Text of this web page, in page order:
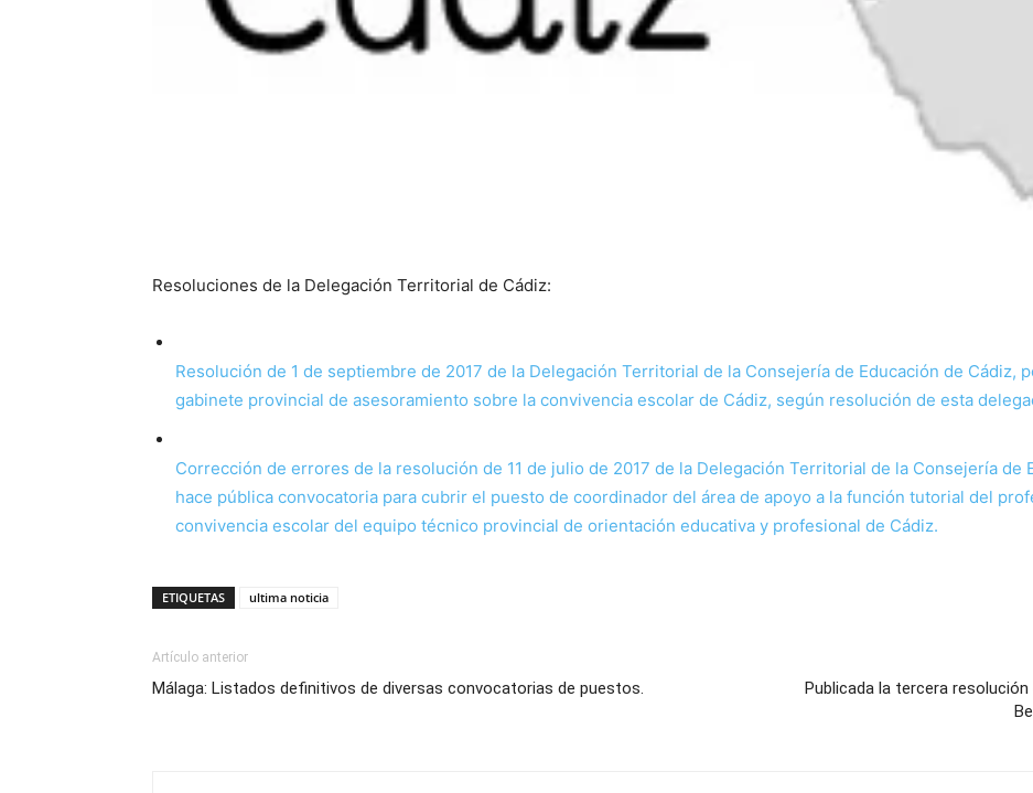
Resoluciones de la Delegación Territorial de Cádiz:
Resolución de 1 de septiembre de 2017 de la Delegación Territorial de la Consejería de Educación de Cádiz,
gabinete provincial de asesoramiento sobre la convivencia escolar de Cádiz, según resolución de esta
Corrección de errores de la resolución de 11 de julio de 2017 de la Delegación Territorial de la Consejería de
hace pública convocatoria para cubrir el puesto de coordinador del área de apoyo a la función tutorial del
convivencia escolar del equipo técnico provincial de orientación educativa y profesional de Cádiz.
ETIQUETAS ultima noticia
Artículo anterior
Málaga: Listados definitivos de diversas convocatorias de puestos.
Publicada la tercera